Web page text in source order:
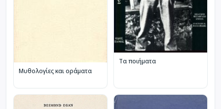
Μυθολογίες και οράματα
Τα ποιήματα